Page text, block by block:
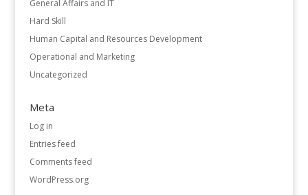
General Affairs and IT
Hard Skill
Human Capital and Resources Development
Operational and Marketing
Uncategorized
Meta
Log in
Entries feed
Comments feed
WordPress.org